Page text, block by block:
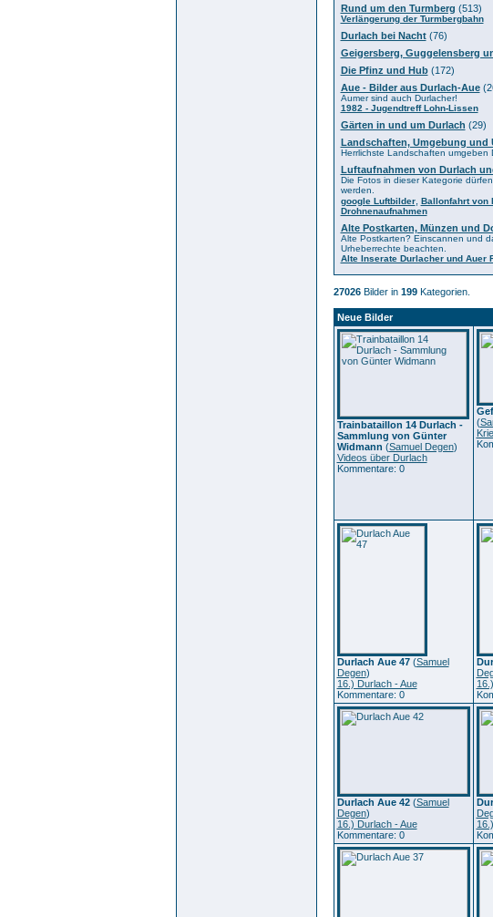
Rund um den Turmberg (513)
Verlängerung der Turmbergbahn
Durlach bei Nacht(76)
Geigersberg, Guggelensberg
Die Pfinz und Hub(172)
Aue - Bilder aus Durlach-Aue
Aumer sind auch Durlacher!
1982 - Jugendtreff Lohn-Lissen
Gärten in und um Durlach (29)
Landschaften, Umgebung und
Herrlichste Landschaften umgeben
Luftaufnahmen von Durlach
Die Fotos in dieser Kategorie
werden.
google Luftbilder, Ballonfahrt von
Drohnenaufnahmen
Alte Postkarten, Münzen und
Alte Postkarten? Einscannen und
Urheberrechte beachten.
Alte Inserate Durlacher und Auer
27026Bilder in 199Kategorien.
Neue Bilder
Trainbataillon 14 Durlach -
Sammlung von Günter
Widmann (Samuel Degen)
Videos über Durlach
Kommentare: 0
(
Durlach Aue 47(Samuel
Degen)
16.) Durlach - Aue
Kommentare: 0
Durlach Aue 42(Samuel
Degen)
16.) Durlach - Aue
Kommentare: 0